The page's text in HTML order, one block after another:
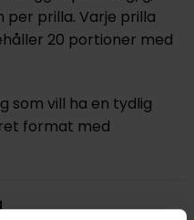
per prilla. Varje prilla
20 portioner med
som vill ha en tydlig
format med